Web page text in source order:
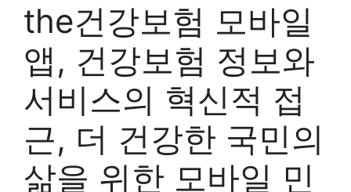
the건강보험 모바일
앱, 건강보험 정보와
서비스의 혁신적 접
근, 더 건강한 국민의
삶을 위한 모바일 민